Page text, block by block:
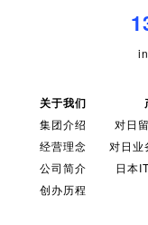
关于我们
集团介绍
经营理念
公司简介
创办历程
对日
对日业
日本